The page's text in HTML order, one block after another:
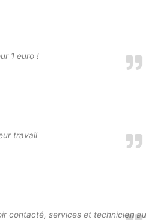
1 euro !
travail
contacté, services et technicien au